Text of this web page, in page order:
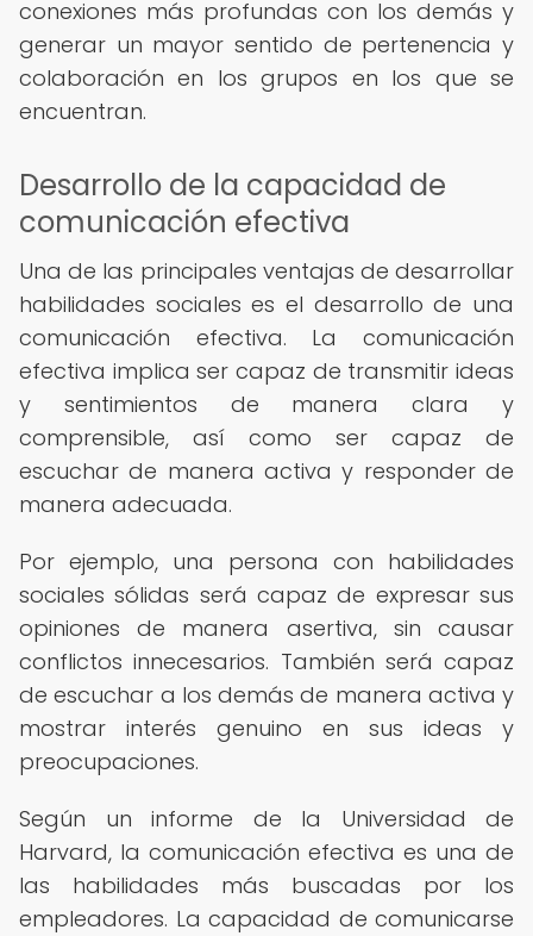
conexiones más profundas con los demás y
generar un mayor sentido de pertenencia y
colaboración en los grupos en los que se
encuentran.
Desarrollo de la capacidad de
comunicación efectiva
Una de las principales ventajas de desarrollar
habilidades sociales es el desarrollo de una
comunicación efectiva. La comunicación
efectiva implica ser capaz de transmitir ideas
y sentimientos de manera clara y
comprensible, así como ser capaz de
escuchar de manera activa y responder de
manera adecuada.
Por ejemplo, una persona con habilidades
sociales sólidas será capaz de expresar sus
opiniones de manera asertiva, sin causar
conflictos innecesarios. También será capaz
de escuchar a los demás de manera activa y
mostrar interés genuino en sus ideas y
preocupaciones.
Según un informe de la Universidad de
Harvard, la comunicación efectiva es una de
las habilidades más buscadas por los
empleadores. La capacidad de comunicarse